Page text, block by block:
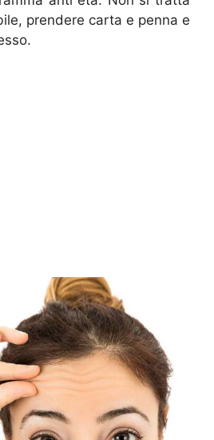
prendere carta e penna e